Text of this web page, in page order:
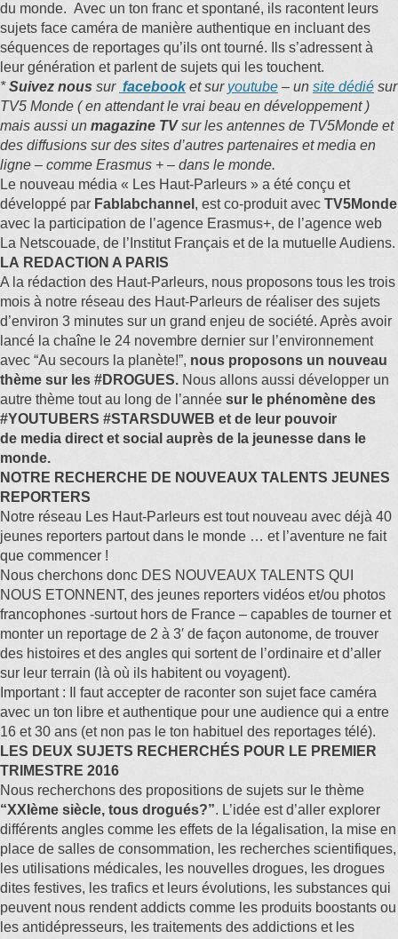
du monde. Avec un ton franc et spontané, ils racontent leurs
sujets face caméra de manière authentique en incluant des
séquences de reportages qu’ils ont tourné. Ils s’adressent à
leur génération et parlent de sujets qui les touchent.
*Suivez nous sur facebook et sur youtube – un site dédié sur
TV5 Monde ( en attendant le vrai beau en développement )
mais aussi un magazine TVsur les antennes de TV5Monde et
des diffusions sur des sites d’autres partenaires et media en
ligne – comme Erasmus + – dans le monde.
Le nouveau média « Les Haut-Parleurs » a été conçu et
développé par Fablabchannel , est co-produit avec TV5Monde
avec la participation de l’agence Erasmus+, de l’agence web
La Netscouade, de l’Institut Français et de la mutuelle Audiens.
LA REDACTION A PARIS
A la rédaction des Haut-Parleurs, nous proposons tous les trois
mois à notre réseau des Haut-Parleurs de réaliser des sujets
d’environ 3 minutes sur un grand enjeu de société. Après avoir
lancé la chaîne le 24 novembre dernier sur l’environnement
avec “Au secours la planète!”, nous proposons un nouveau
thème sur les #DROGUES. Nous allons aussi développer un
autre thème tout au long de l’année sur le phénomène des
#YOUTUBERS #STARSDUWEB et de leur pouvoir
de media direct et social auprès de la jeunesse dans le
monde.
NOTRE RECHERCHE DE NOUVEAUX TALENTS JEUNES
REPORTERS
Notre réseau Les Haut-Parleurs est tout nouveau avec déjà 40
jeunes reporters partout dans le monde … et l’aventure ne fait
que commencer !
Nous cherchons donc DES NOUVEAUX TALENTS QUI
NOUS ETONNENT, des jeunes reporters vidéos et/ou photos
francophones -surtout hors de France – capables de tourner et
monter un reportage de 2 à 3′ de façon autonome, de trouver
des histoires et des angles qui sortent de l’ordinaire et d’aller
sur leur terrain (là où ils habitent ou voyagent).
Important : Il faut accepter de raconter son sujet face caméra
avec un ton libre et authentique pour une audience qui a entre
16 et 30 ans (et non pas le ton habituel des reportages télé).
LES DEUX SUJETS RECHERCHÉS POUR LE PREMIER
TRIMESTRE 2016
Nous recherchons des propositions de sujets sur le thème
“XXIème siècle, tous drogués?”. L’idée est d’aller explorer
différents angles comme les effets de la légalisation, la mise en
place de salles de consommation, les recherches scientifiques,
les utilisations médicales, les nouvelles drogues, les drogues
dites festives, les trafics et leurs évolutions, les substances qui
peuvent nous rendent addicts comme les produits boostants ou
les antidépresseurs, les traitements des addictions et les